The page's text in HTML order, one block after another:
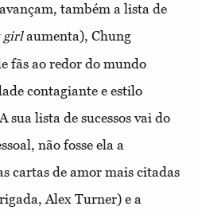
também a lista de
girlaumenta), Chung
fãs ao redor do mundo
contagiante e estilo
sua lista de sucessos vai do
não fosse ela a
cartas de amor mais citadas
Alex Turner) e a